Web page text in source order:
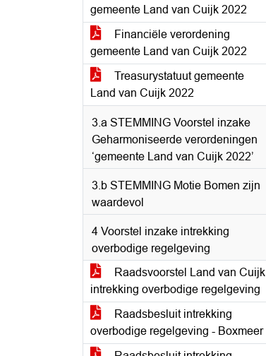
gemeente Land van Cuijk 2022
Financiële verordening
gemeente Land van Cuijk 2022
Treasurystatuut gemeente
Land van Cuijk 2022
3.a STEMMING Voorstel inzake
Geharmoniseerde verordeningen
‘gemeente Land van Cuijk 2022’
3.b STEMMING Motie Bomen zijn
waardevol
4 Voorstel inzake intrekking
overbodige regelgeving
Raadsvoorstel Land van Cuijk
intrekking overbodige regelgeving
Raadsbesluit intrekking
overbodige regelgeving - Boxmeer